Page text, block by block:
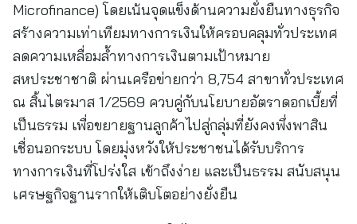
Microfinance) โดยเน้นจุดแข็งด้านความยั่งยืนทางธุรกิจ
สร้างความเท่าเทียมทางการเงินให้ครอบคลุมทั่วประเทศ
ลดความเหลื่อมล้ำทางการเงินตามเป้าหมาย
สหประชาชาติ ผ่านเครือข่ายกว่า 8,754 สาขาทั่วประเทศ
ณ สิ้นไตรมาส 1/2569 ควบคู่กับนโยบายอัตราดอกเบี้ยที่
เป็นธรรม เพื่อขยายฐานลูกค้าไปสู่กลุ่มที่ยังคงพึ่งพาสิน
เชื่อนอกระบบ โดยมุ่งหวังให้ประชาชนได้รับบริการ
ทางการเงินที่โปร่งใส เข้าถึงง่าย และเป็นธรรม สนับสนุน
เศรษฐกิจฐานรากให้เติบโตอย่างยั่งยืน